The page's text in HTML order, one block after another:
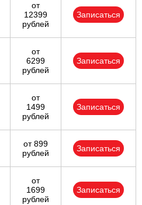
от
12399
рублей
Записаться
от
6299
рублей
Записаться
от
1499
рублей
Записаться
от 899
рублей
Записаться
от
1699
рублей
Записаться